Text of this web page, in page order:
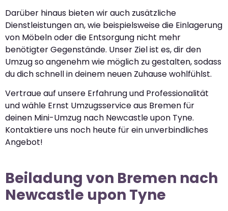
Darüber hinaus bieten wir auch zusätzliche
Dienstleistungen an, wie beispielsweise die Einlagerung
von Möbeln oder die Entsorgung nicht mehr
benötigter Gegenstände. Unser Ziel ist es, dir den
Umzug so angenehm wie möglich zu gestalten, sodass
du dich schnell in deinem neuen Zuhause wohlfühlst.
Vertraue auf unsere Erfahrung und Professionalität
und wähle Ernst Umzugsservice aus Bremen für
deinen Mini-Umzug nach Newcastle upon Tyne.
Kontaktiere uns noch heute für ein unverbindliches
Angebot!
Beiladung von Bremen nach
Newcastle upon Tyne